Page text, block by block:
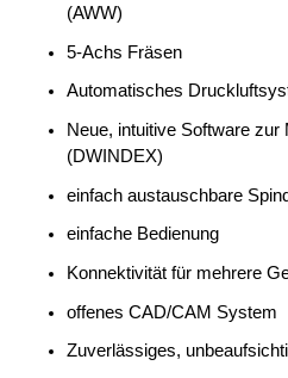
(AWW)
5-Achs Fräsen
Automatisches
Neue, intuitive Software
(DWINDEX)
einfach austauschbare
einfache Bedienung
Konnektivität für mehrere
offenes CAD/CAM System
Zuverlässiges,